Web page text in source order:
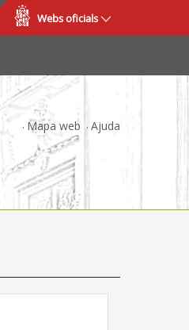
Webs oficials
Mapa web Ajuda